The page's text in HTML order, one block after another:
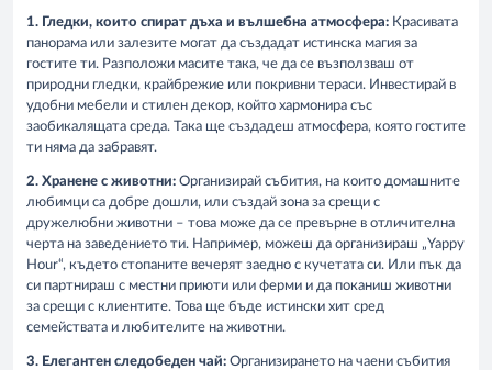
1. Гледки, които спират дъха и вълшебна атмосфера: Красивата
панорама или залезите могат да създадат истинска магия за
гостите ти. Разположи масите така, че да се възползваш от
природни гледки, крайбрежие или покривни тераси. Инвестирай в
удобни мебели и стилен декор, който хармонира със
заобикалящата среда. Така ще създадеш атмосфера, която гостите
ти няма да забравят.
2. Хранене с животни: Организирай събития, на които домашните
любимци са добре дошли, или създай зона за срещи с
дружелюбни животни – това може да се превърне в отличителна
черта на заведението ти. Например, можеш да организираш „Yappy
Hour“, където стопаните вечерят заедно с кучетата си. Или пък да
си партнираш с местни приюти или ферми и да поканиш животни
за срещи с клиентите. Това ще бъде истински хит сред
семействата и любителите на животни.
3. Елегантен следобеден чай: Организирането на чаени събития